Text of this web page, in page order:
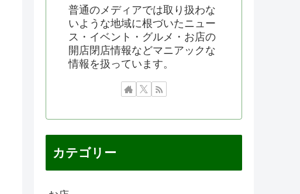
普通のメディアでは取り扱わな
いような地域に根づいたニュー
ス・イベント・グルメ・お店の
開店閉店情報などマニアックな
情報を扱っています。
カテゴリー